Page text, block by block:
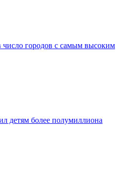
число городов с самым высоким
детям более полумиллиона